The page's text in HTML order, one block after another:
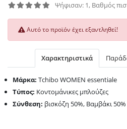
Ψήφισαν: 1, Βαθμός
Αυτό το προϊόν έχει εξαντληθεί!
Χαρακτηριστικά
Μάρκα: Tchibo WOMEN essentiale
Τύπος: Κοντομάνικες μπλούζες
Σύνθεση: βισκόζη 50%, Βαμβάκι 50%